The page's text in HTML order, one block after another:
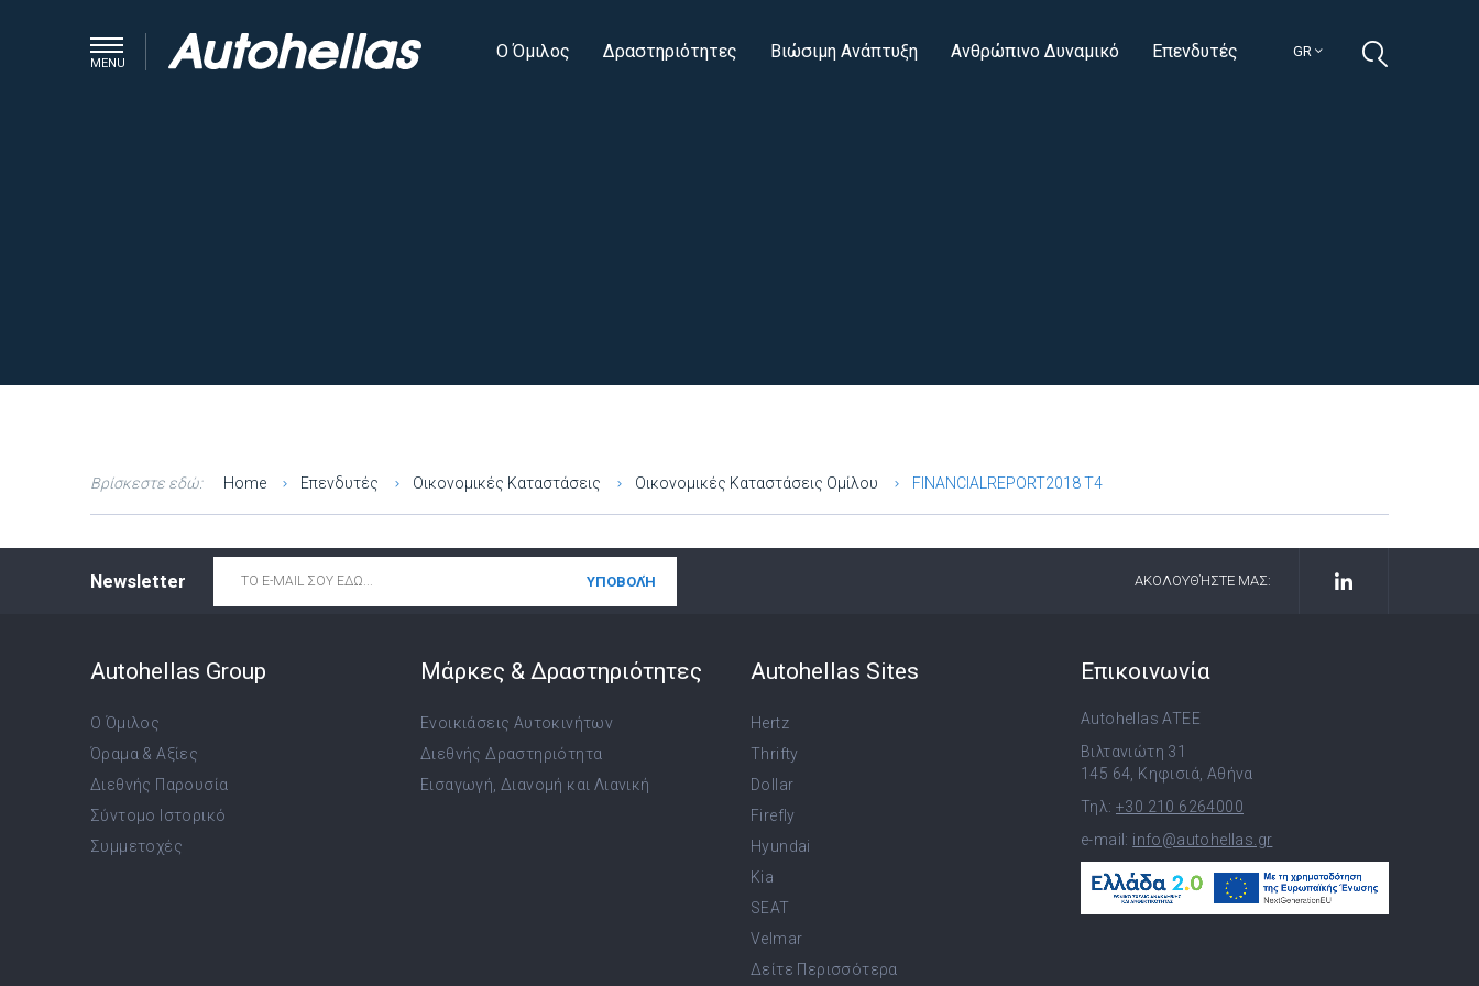
MENU
GR
Ο Όμιλος Δραστηριότητες Βιώσιμη Ανάπτυξη Ανθρώπινο Δυναμικό Επενδυτές
Βρίσκεστε εδώ: Home Επενδυτές Οικονομικές Καταστάσεις Οικονομικές Καταστάσεις Ομίλου FINANCIALREPORT2018 T4
Newsletter
ΑΚΟΛΟΥΘΉΣΤΕ ΜΑΣ:
Autohellas Group
Ο Όμιλος
Όραμα & Αξίες
Διεθνής Παρουσία
Σύντομο Ιστορικό
Συμμετοχές
Μάρκες & Δραστηριότητες
Ενοικιάσεις Αυτοκινήτων
Διεθνής Δραστηριότητα
Εισαγωγή, Διανομή και Λιανική
Autohellas Sites
Hertz
Thrifty
Dollar
Firefly
Hyundai
Kia
SEAT
Velmar
Δείτε Περισσότερα
Επικοινωνία
Autohellas ATEE
Βιλτανιώτη 31
145 64, Κηφισιά, Αθήνα
Τηλ: +30 210 6264000
e-mail: info@autohellas.gr